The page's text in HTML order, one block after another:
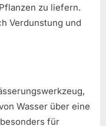
zu liefern.
Verdunstung und
Wasser über eine
für